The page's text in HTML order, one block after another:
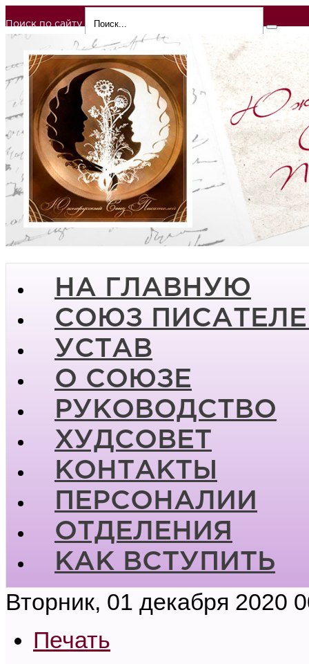
Поиск по сайту
НА ГЛАВНУЮ
СОЮЗ
УСТАВ
О СОЮЗЕ
РУКОВОДСТВО
ХУДСОВЕТ
КОНТАКТЫ
ПЕРСОНАЛИИ
ОТДЕЛЕНИЯ
КАК ВСТУПИТЬ
Вторник, 01 декабря 2020
Печать